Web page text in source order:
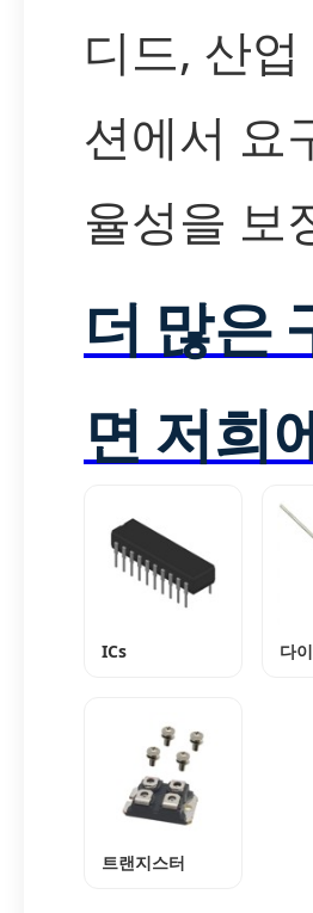
디드, 산
션에서 요
율성을 보
더 많은
면 저희
ICs 다
트랜지스터